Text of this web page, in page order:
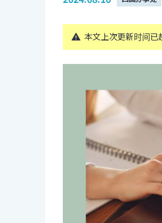
本文上次更新时间已